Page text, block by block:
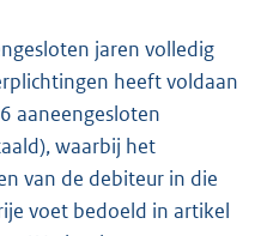
jaren volledig
heeft voldaan
aaneengesloten
waarbij het
van de debiteur in die
voet bedoeld in artikel